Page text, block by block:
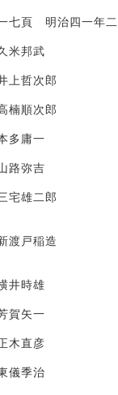
頁 明治四一年二
武
次郎
次郎
雄二郎
戸稲造
時雄
矢一
直彦
季治